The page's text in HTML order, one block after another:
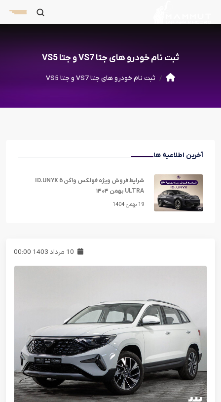
ثبت نام خودرو های جتا VS7 و جتا VS5
ثبت نام خودرو های جتا VS7 و جتا VS5
آخرین اطلاعیه ها
شرایط فروش ویژه فولکس واگن ID.UNYX 6
ULTRA بهمن ۱۴۰۴
19 بهمن 1404